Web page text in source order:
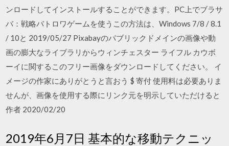
ンロードしてインストールすることができます。PC上でブラサ
バ：戦略バトロワゲームを使うこの方法は、Windows 7/8 / 8.1
/ 10と 2019/05/27 Pixabayのパブリックドメインの画像や動
画の膨大なライブラリからウィンチェスター ライフル カウボ
ーイに関するこのフリー画像をダウンロードしてください。 イ
メージの作家にありがとうと言おう $ 寄付 使用料は必要ありま
せんが、画像を使用する際にリンク元を明示していただけると
作者 2020/02/20
2019年6月7日 基本的な移動テクニッ